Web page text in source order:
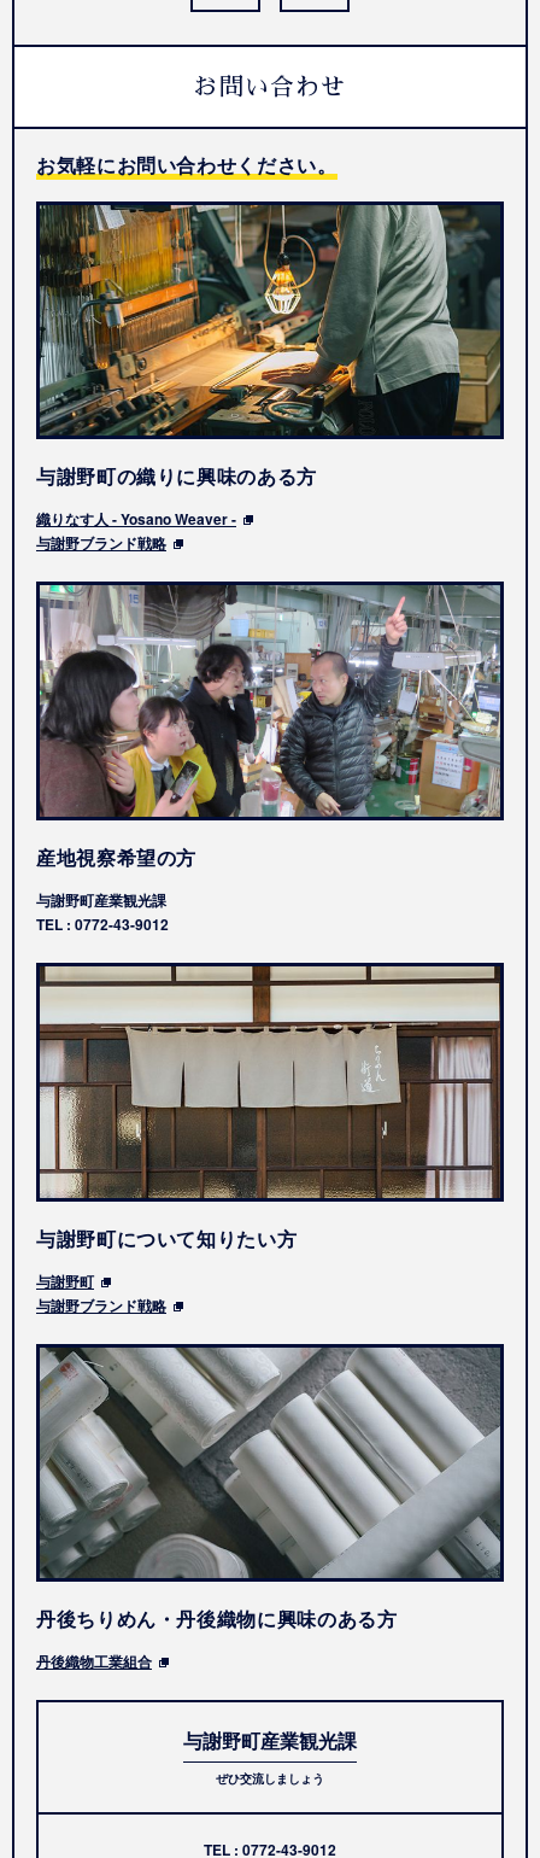
お問い合わせ
お気軽にお問い合わせください。
与謝野町の織りに興味のある方
織りなす人 - Yosano Weaver -
与謝野ブランド戦略
産地視察希望の方
与謝野町産業観光課
TEL : 0772-43-9012
与謝野町について知りたい方
与謝野町
与謝野ブランド戦略
丹後ちりめん・丹後織物に興味のある方
丹後織物工業組合
与謝野町産業観光課
ぜひ交流しましょう
TEL : 0772-43-9012